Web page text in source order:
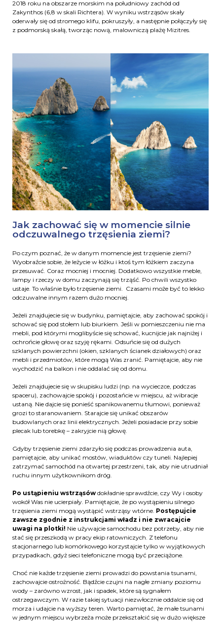
2018 roku na obszarze morskim na południowy zachód od
Zakynthos (6,8 w skali Richtera). W wyniku wstrząsów skały
oderwały się od stromego klifu, pokruszyły, a następnie połączyły się
z podmorską skałą, tworząc nową, malowniczą plażę Mizitres.
Jak zachować się w momencie silnie
odczuwalnego trzęsienia ziemi?
Po czym poznać, że w danym momencie jest trzęsienie ziemi?
Wyobraźcie sobie, że leżycie w łóżku i ktoś tym łóżkiem zaczyna
przesuwać. Coraz mocniej i mocniej. Dodatkowo wszystkie meble,
lampy i rzeczy w domu zaczynają się trząść. Po chwili wszystko
ustaje. To właśnie było trzęsienie ziemi. Czasami może być to lekko
odczuwalne innym razem dużo mocniej.
Jeżeli znajdujecie się w budynku, pamiętajcie, aby zachować spokój i
schować się pod stołem lub biurkiem. Jeśli w pomieszczeniu nie ma
mebli, pod którymi moglibyście się schować, kucnijcie jak najniżej i
ochrońcie głowę oraz szyję rękami. Odsuńcie się od dużych
szklanych powierzchni (okien, szklanych ścianek działowych) oraz
mebli i przedmiotów, które mogą Was zranić. Pamiętajcie, aby nie
wychodzić na balkon i nie oddalać się od domu.
Jeżeli znajdujecie się w skupisku ludzi (np. na wycieczce, podczas
spaceru), zachowajcie spokój i pozostańcie w miejscu, aż wibracje
ustaną. Nie dajcie się ponieść spanikowanemu tłumowi, ponieważ
grozi to staranowaniem. Starajcie się unikać obszarów
budowlanych oraz linii elektrycznych. Jeżeli posiadacie przy sobie
plecak lub torebkę – zakryjcie nią głowę.
Gdyby trzęsienie ziemi zdarzyło się podczas prowadzenia auta,
pamiętajcie, aby unikać mostów, wiaduktów czy tuneli. Najlepiej
zatrzymać samochód na otwartej przestrzeni, tak, aby nie utrudniał
ruchu innym użytkownikom dróg.
Po ustąpieniu wstrząsów dokładnie sprawdźcie, czy Wy i osoby
wokół Was nie ucierpiały. Pamiętajcie, że po wystąpieniu silnego
trzęsienia ziemi mogą wystąpić wstrząsy wtórne. Postępujcie
zawsze zgodnie z instrukcjami władz i nie zwracajcie
uwagi na plotki! Nie używajcie samochodu bez potrzeby, aby nie
stać się przeszkodą w pracy ekip ratowniczych. Z telefonu
stacjonarnego lub komórkowego korzystajcie tylko w wyjątkowych
przypadkach, gdyż sieci telefoniczne mogą być przeciążone.
Choć nie każde trzęsienie ziemi prowadzi do powstania tsunami,
zachowajcie ostrożność. Bądźcie czujni na nagłe zmiany poziomu
wody – zarówno wzrost, jak i spadek, które są sygnałem
ostrzegawczym. W razie takiej sytuacji niezwłocznie oddalcie się od
morza i udajcie na wyższy teren. Warto pamiętać, że małe tsunami
w jednym miejscu wybrzeża może przekształcić się w dużo większe